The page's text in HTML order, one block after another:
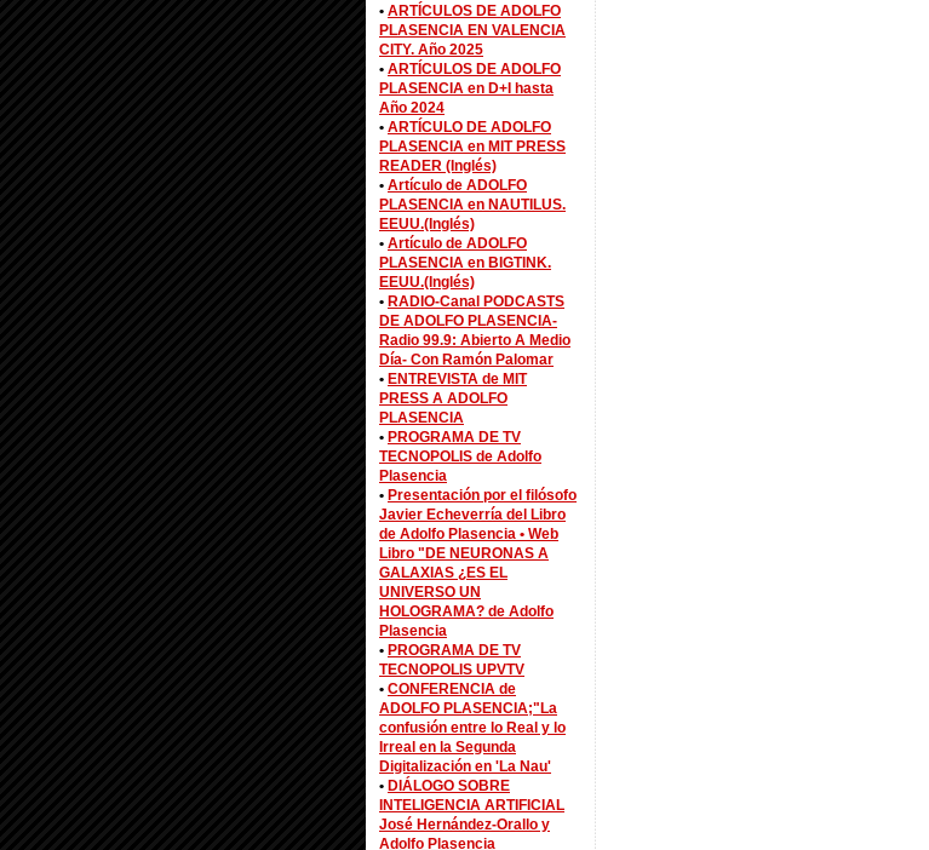
• ARTÍCULOS DE ADOLFO
PLASENCIA EN VALENCIA
CITY. Año 2025
• ARTÍCULOS DE ADOLFO
PLASENCIA en D+I hasta
Año 2024
• ARTÍCULO DE ADOLFO
PLASENCIA en MIT PRESS
READER (Inglés)
• Artículo de ADOLFO
PLASENCIA en NAUTILUS.
EEUU.(Inglés)
• Artículo de ADOLFO
PLASENCIA en BIGTINK.
EEUU.(Inglés)
• RADIO-Canal PODCASTS
DE ADOLFO PLASENCIA-
Radio 99.9: Abierto A Medio
Día- Con Ramón Palomar
• ENTREVISTA de MIT
PRESS A ADOLFO
PLASENCIA
• PROGRAMA DE TV
TECNOPOLIS de Adolfo
Plasencia
• Presentación por el filósofo
Javier Echeverría del Libro
de Adolfo Plasencia • Web
Libro "DE NEURONAS A
GALAXIAS ¿ES EL
UNIVERSO UN
HOLOGRAMA? de Adolfo
Plasencia
• PROGRAMA DE TV
TECNOPOLIS UPVTV
• CONFERENCIA de
ADOLFO PLASENCIA;"La
confusión entre lo Real y lo
Irreal en la Segunda
Digitalización en 'La Nau'
• DIÁLOGO SOBRE
INTELIGENCIA ARTIFICIAL
José Hernández-Orallo y
Adolfo Plasencia